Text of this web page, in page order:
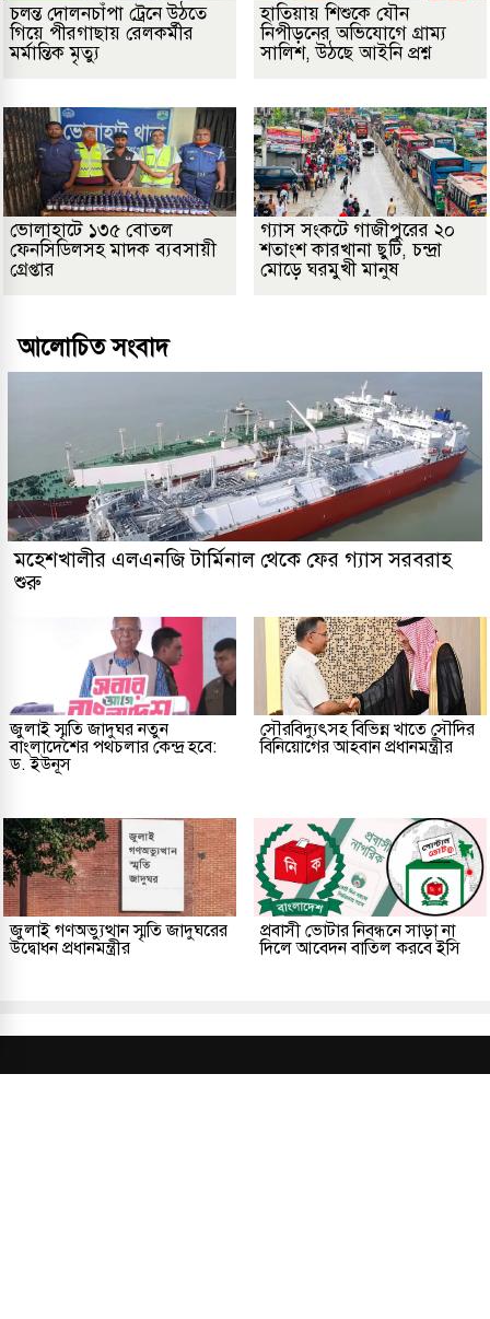
চলন্ত দোলনচাঁপা ট্রেনে উঠতে
গিয়ে পীরগাছায় রেলকর্মীর
মর্মান্তিক মৃত্যু
হাতিয়ায় শিশুকে যৌন
নিপীড়নের অভিযোগে গ্রাম্য
সালিশ, উঠছে আইনি প্রশ্ন
ভোলাহাটে ১৩৫ বোতল
ফেনসিডিলসহ মাদক ব্যবসায়ী
গ্রেপ্তার
গ্যাস সংকটে গাজীপুরের ২০
শতাংশ কারখানা ছুটি, চন্দ্রা
মোড়ে ঘরমুখী মানুষ
আলোচিত সংবাদ
মহেশখালীর এলএনজি টার্মিনাল থেকে ফের গ্যাস সরবরাহ
শুরু
জুলাই স্মৃতি জাদুঘর নতুন
বাংলাদেশের পথচলার কেন্দ্র হবে:
ড. ইউনূস
সৌরবিদ্যুৎসহ বিভিন্ন খাতে সৌদির
বিনিয়োগের আহবান প্রধানমন্ত্রীর
জুলাই গণঅভ্যুত্থান স্মৃতি জাদুঘরের
উদ্বোধন প্রধানমন্ত্রীর
প্রবাসী ভোটার নিবন্ধনে সাড়া না
দিলে আবেদন বাতিল করবে ইসি